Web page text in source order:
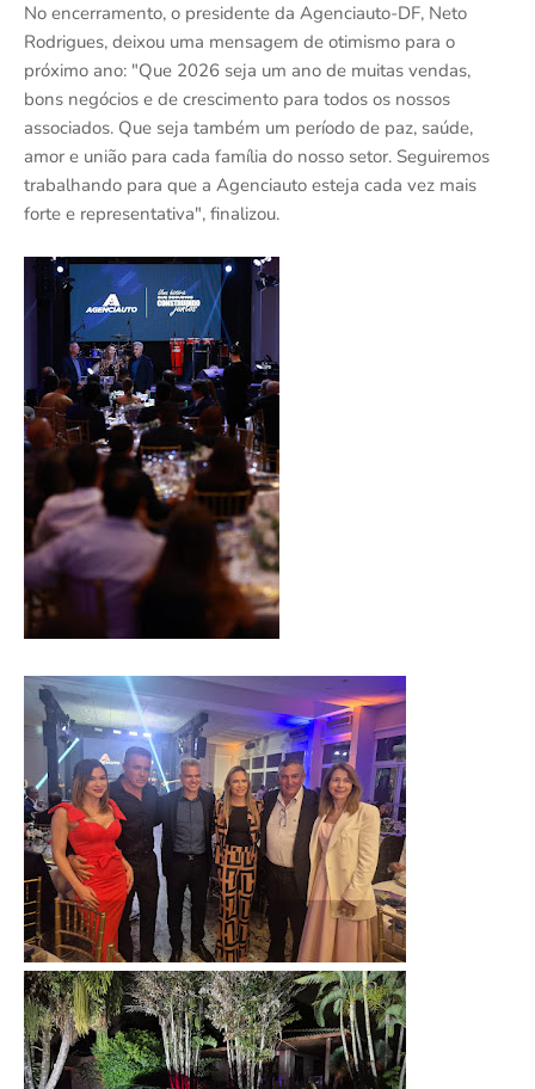
No encerramento, o presidente da Agenciauto-DF, Neto
Rodrigues, deixou uma mensagem de otimismo para o
próximo ano: "Que 2026 seja um ano de muitas vendas,
bons negócios e de crescimento para todos os nossos
associados. Que seja também um período de paz, saúde,
amor e união para cada família do nosso setor. Seguiremos
trabalhando para que a Agenciauto esteja cada vez mais
forte e representativa", finalizou.